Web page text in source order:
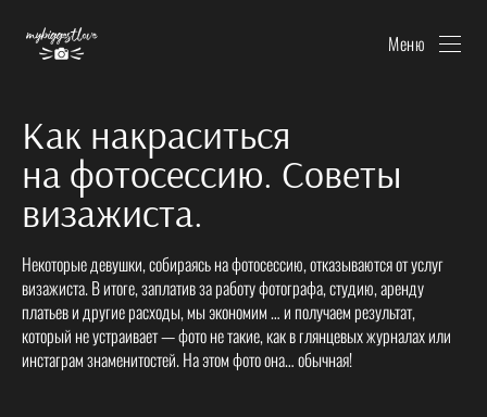
Меню
Как накраситься
на фотосессию. Советы
визажиста.
Некоторые девушки, собираясь на фотосессию, отказываются от услуг
визажиста. В итоге, заплатив за работу фотографа, студию, аренду
платьев и другие расходы, мы экономим … и получаем результат,
который не устраивает — фото не такие, как в глянцевых журналах или
инстаграм знаменитостей. На этом фото она… обычная!